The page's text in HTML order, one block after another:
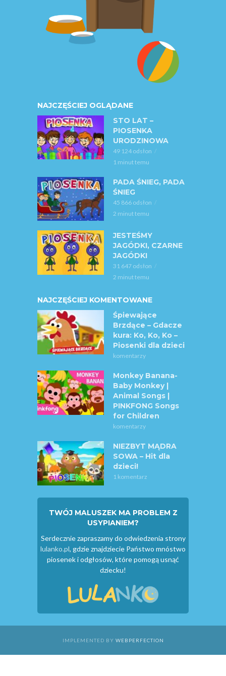
NAJCZĘŚCIEJ OGLĄDANE
STO LAT –
PIOSENKA
URODZINOWA
49 124 odsłon
1 minut temu
PADA ŚNIEG, PADA
ŚNIEG
45 866 odsłon
2 minut temu
JESTEŚMY
JAGÓDKI, CZARNE
JAGÓDKI
31 647 odsłon
2 minut temu
NAJCZĘŚCIEJ KOMENTOWANE
Śpiewające
Brzdące – Gdacze
kura: Ko, Ko, Ko –
Piosenki dla dzieci
komentarzy
Monkey Banana-
Baby Monkey |
Animal Songs |
PINKFONG Songs
for Children
komentarzy
NIEZBYT MĄDRA
SOWA – Hit dla
dzieci!
1 komentarz
TWÓJ MALUSZEK MA PROBLEM Z
USYPIANIEM?
Serdecznie zapraszamy do odwiedzenia strony
lulanko.pl, gdzie znajdziecie Państwo mnóstwo
piosenek i odgłosów, które pomogą usnąć
dziecku!
IMPLEMENTED BY WEBPERFECTION